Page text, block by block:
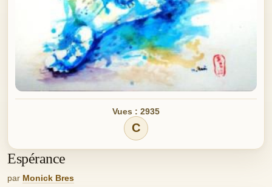
Vues : 2935
C
Espérance
par Monick Bres